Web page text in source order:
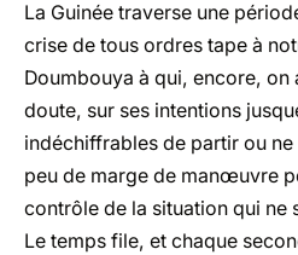
La Guinée traverse une
crise de tous ordres tape à
Doumbouya à qui, encore,
doute, sur ses intentions
indéchiffrables de partir ou
peu de marge de manœuvre
contrôle de la situation qui ne
Le temps file, et chaque